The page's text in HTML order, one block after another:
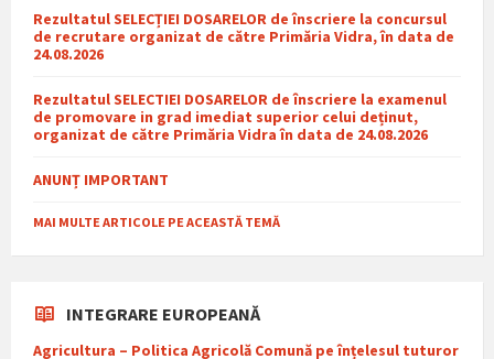
Rezultatul SELECȚIEI DOSARELOR de înscriere la concursul
de recrutare organizat de către Primăria Vidra, în data de
24.08.2026
Rezultatul SELECTIEI DOSARELOR de înscriere la examenul
de promovare in grad imediat superior celui deținut,
organizat de către Primăria Vidra în data de 24.08.2026
ANUNȚ IMPORTANT
MAI MULTE ARTICOLE PE ACEASTĂ TEMĂ
INTEGRARE EUROPEANĂ
Agricultura – Politica Agricolă Comună pe înțelesul tuturor